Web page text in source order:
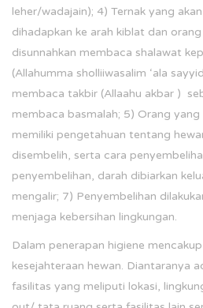
leher/wadajain); 4) Ternak yang
dihadapkan ke arah kiblat dan
disunnahkan membaca shalawat
(Allahumma sholliiwasalim ‘ala
membaca takbir (Allaahu akbar )
membaca basmalah; 5) Orang
memiliki pengetahuan tentang
disembelih, serta cara
penyembelihan, darah dibiarkan
mengalir; 7) Penyembelihan
menjaga kebersihan lingkungan.
Dalam penerapan higiene
kesejahteraan hewan. Diantaranya
fasilitas yang meliputi lokasi,